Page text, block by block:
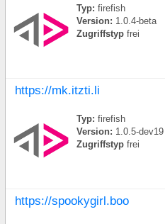
Typ: firefish
Version: 1.0.4-beta
Zugriffstyp frei
https://mk.itzti.li
Typ: firefish
Version: 1.0.5-dev19
Zugriffstyp frei
https://spookygirl.boo